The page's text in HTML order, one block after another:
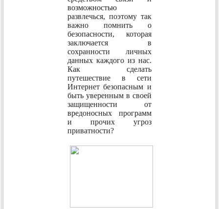
возможностью
развлечься, поэтому так
важно помнить о
безопасности, которая
заключается в
сохранности личных
данных каждого из нас.
Как сделать
путешествие в сети
Интернет безопасным и
быть уверенным в своей
защищенности от
вредоносных программ
и прочих угроз
приватности?